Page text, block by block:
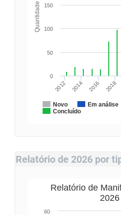
Quantidade
Novo Em análise
Concluído
2012 2014 2016 2018
0
50
100
150
Relatório de 2026 por
Relatório de
2026
60